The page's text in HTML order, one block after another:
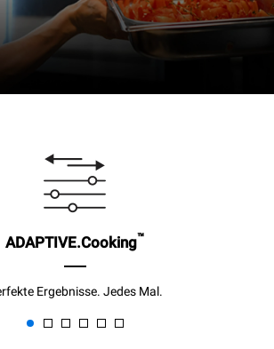
ADAPTIVE.Cooking™
Ergebnisse. Jedes Mal.